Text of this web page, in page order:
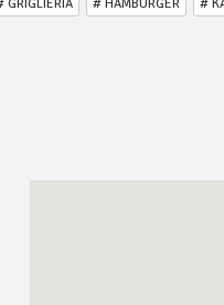
GRIGLIERIA # HAMBURGER #